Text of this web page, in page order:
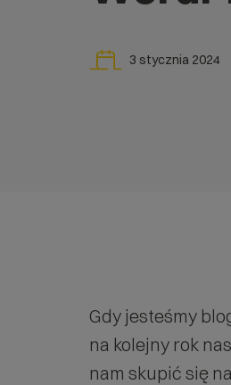
3 stycznia 2024
Gdy jesteśmy
na kolejny rok
nam skupić się